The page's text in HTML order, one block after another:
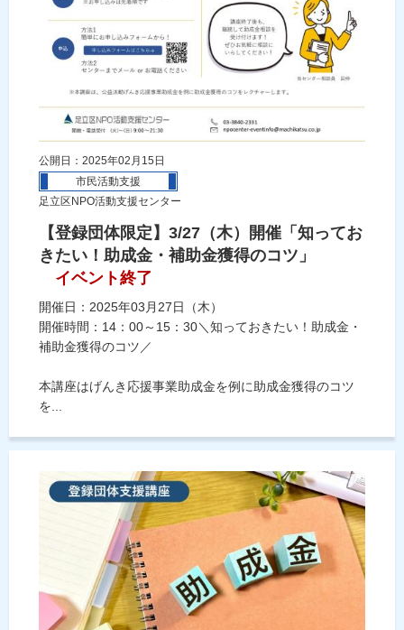
公開日：2025年02月15日
市民活動支援
足立区NPO活動支援センター
【登録団体限定】3/27（木）開催「知ってお
きたい！助成金・補助金獲得のコツ」
イベント終了
開催日：2025年03月27日（木）
開催時間：14：00～15：30＼知っておきたい！助成金・
補助金獲得のコツ／
本講座はげんき応援事業助成金を例に助成金獲得のコツ
を...